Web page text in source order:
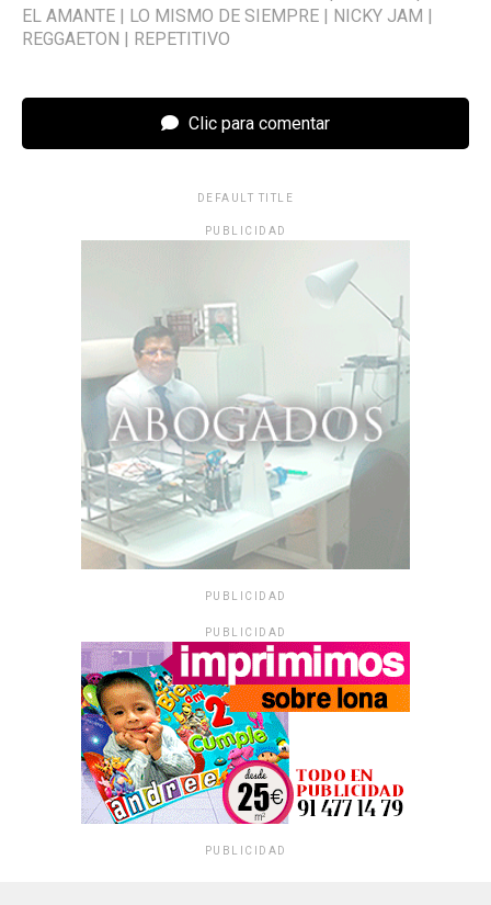
EL AMANTE | LO MISMO DE SIEMPRE | NICKY JAM |
REGGAETON | REPETITIVO
Clic para comentar
DEFAULT TITLE
PUBLICIDAD
PUBLICIDAD
PUBLICIDAD
PUBLICIDAD